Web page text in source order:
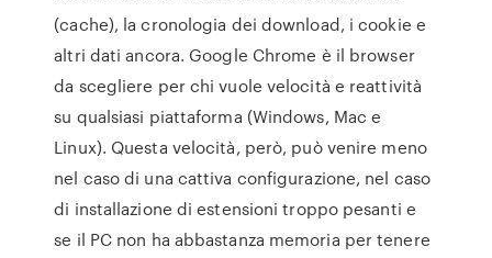
(cache), la cronologia dei download, i cookie e
altri dati ancora. Google Chrome è il browser
da scegliere per chi vuole velocità e reattività
su qualsiasi piattaforma (Windows, Mac e
Linux). Questa velocità, però, può venire meno
nel caso di una cattiva configurazione, nel caso
di installazione di estensioni troppo pesanti e
se il PC non ha abbastanza memoria per tenere